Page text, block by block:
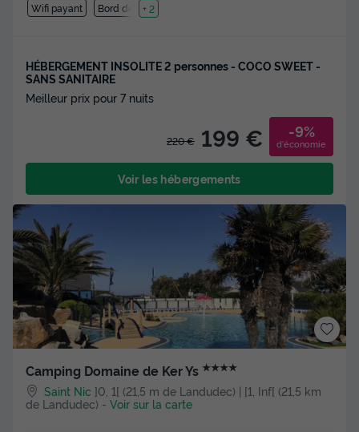
Wifi payant Bord de mer
+ 2
HÉBERGEMENT INSOLITE 2 personnes - COCO SWEET -
SANS SANITAIRE
Meilleur prix pour 7 nuits
220 € 199 € -9%
d'économie
Voir les hébergements
Camping Domaine de Ker Ys ★★★★
Saint Nic ]0, 1[ (21,5 m de Landudec) | [1, Inf[ (21,5 km
de Landudec) - Voir sur la carte